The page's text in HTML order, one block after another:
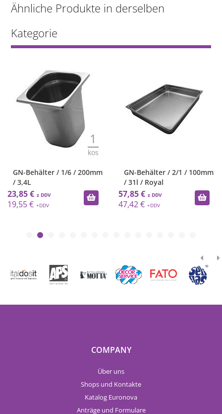
Ähnliche Produkte in derselben
Kategorie
1
kos
GN-Behälter / 1/6 / 200mm
/ 3,4L
23,85 €
19,55 €
GN-Behälter / 2/1 / 100mm
/ 31l / Royal
57,85 €
47,42 €
COMPANY
Über uns
Shops und Kontakte
Katalog Euronova
Anträge und Formulare